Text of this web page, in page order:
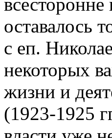
оставалось
с еп.
некоторых
жизни и
(1923-1925